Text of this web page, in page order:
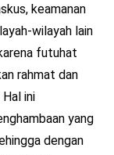
keamanan
wilayah lain
futuhat
rahmat dan
ini
yang
dengan